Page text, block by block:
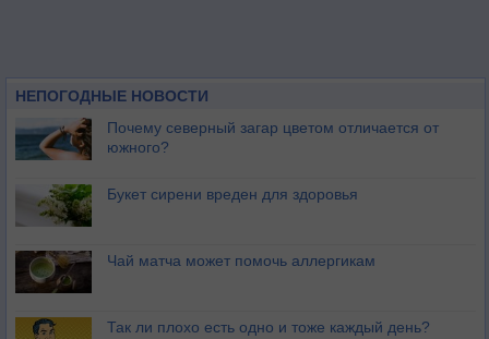
НЕПОГОДНЫЕ НОВОСТИ
Почему северный загар цветом отличается от
южного?
Букет сирени вреден для здоровья
Чай матча может помочь аллергикам
Так ли плохо есть одно и тоже каждый день?